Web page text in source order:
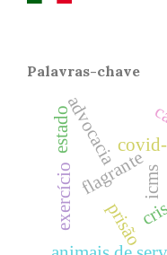
Palavras-chave
prisão
flagrante
exercício
advocacia
estado
icms